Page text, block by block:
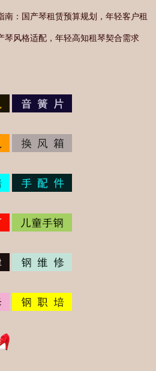
南：国产琴租赁预算规划，年轻客户租
琴风格适配，年轻高知租琴契合需求